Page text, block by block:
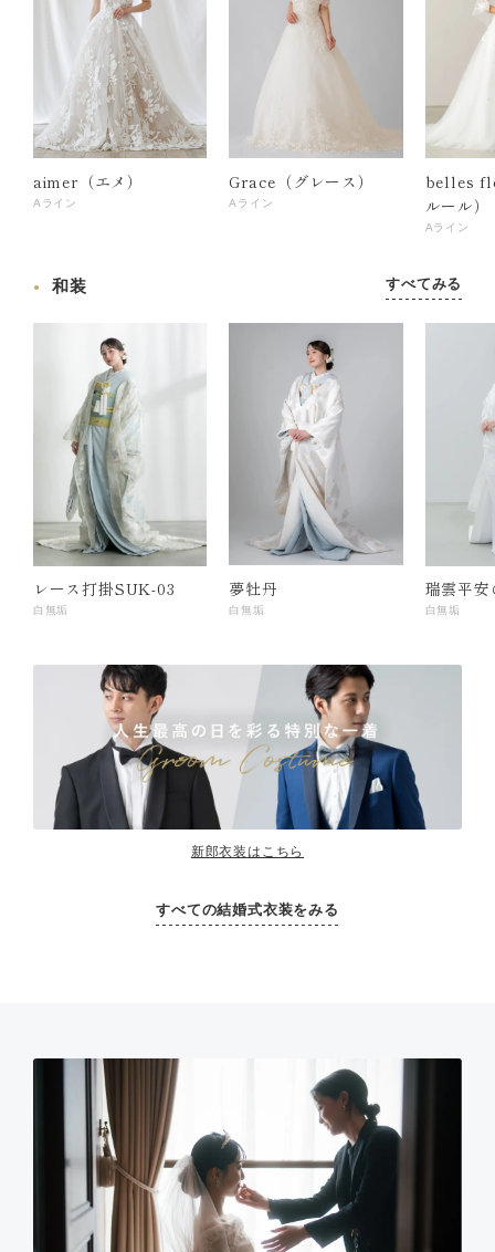
aimer（エメ）
Aライン
Grace（グレース）
Aライン
belles
ルール）
Aライン
和装 すべてみる
レース打掛SUK-03
白無垢
夢牡丹
白無垢
瑞雲平安
白無垢
新郎衣装はこちら
すべての結婚式衣装をみる